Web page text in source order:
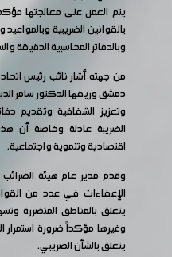
يتم العمل على معالجتها
بالقوانين الضريبية
وبالدفاتر المحاسبية الدقيقة
من جهته أشار نائب رئيس
دمشق وريفها الدكتور سامر
وتعزيز الشفافية وتقديم
الضريبة عادلة وخاصة أن
اقتصادية وتنموية واجتماعية.
وقدم مدير عام هيئة
الإعفاءات في عدد من
يتعلق بالمناطق المتضررة
وغيرها مؤكداً ضرورة استمرار
يتعلق بالشأن الضريبي.